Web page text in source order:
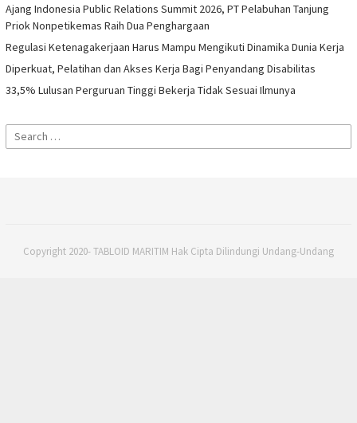
Ajang Indonesia Public Relations Summit 2026, PT Pelabuhan Tanjung
Priok Nonpetikemas Raih Dua Penghargaan
Regulasi Ketenagakerjaan Harus Mampu Mengikuti Dinamika Dunia Kerja
Diperkuat, Pelatihan dan Akses Kerja Bagi Penyandang Disabilitas
33,5% Lulusan Perguruan Tinggi Bekerja Tidak Sesuai Ilmunya
Search
for:
Copyright 2020- TABLOID MARITIM Hak Cipta Dilindungi Undang-Undang